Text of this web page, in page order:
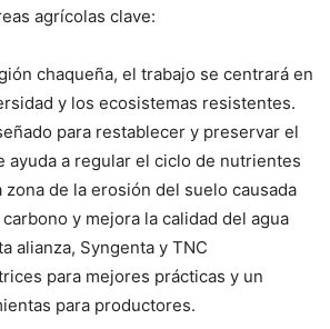
agrícolas clave:
chaqueña, el trabajo se centrará en
y los ecosistemas resistentes.
para restablecer y preservar el
ayuda a regular el ciclo de nutrientes
de la erosión del suelo causada
y mejora la calidad del agua
alianza, Syngenta y TNC
para mejores prácticas y un
para productores.